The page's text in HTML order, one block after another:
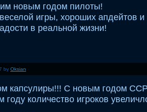
новым годом пилоты!
игры, хороших апдейтов
в реальной жизни!
by Oksian
капсулиры!!! С новым годом
году количество игроков